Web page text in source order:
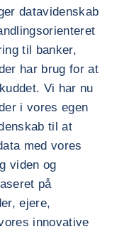
datavidenskab
til banker,
har brug for at
Vi har nu
i vores egen
til at
med vores
viden og
på
ejere,
innovative